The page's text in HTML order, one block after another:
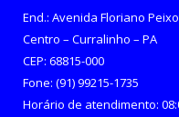
End.: Avenida Floriano
Centro – Curralinho – PA
CEP: 68815-000
Fone: (91) 99215-1735
Horário de atendimento: